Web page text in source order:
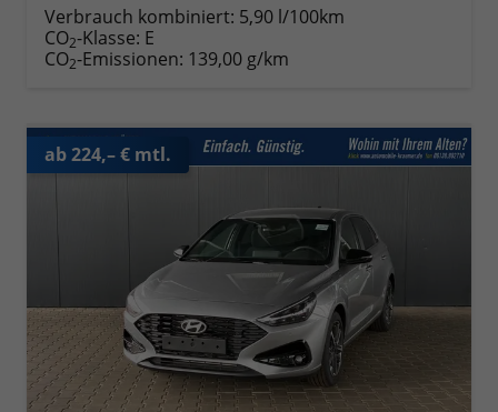
Verbrauch kombiniert: 5,90 l/100km
CO2-Klasse: E
CO2-Emissionen: 139,00 g/km
ab 224,– € mtl.